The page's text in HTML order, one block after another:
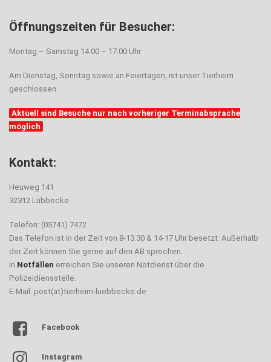
Öffnungszeiten für Besucher:
Montag – Samstag 14.00 – 17.00 Uhr
Am Dienstag, Sonntag sowie an Feiertagen, ist unser Tierheim
geschlossen.
Aktuell sind Besuche nur nach vorheriger Terminabsprache
möglich
Kontakt:
Heuweg 141
32312 Lübbecke
Telefon: (05741) 7472
Das Telefon ist in der Zeit von 8-13.30 & 14-17 Uhr besetzt. Außerhalb
der Zeit können Sie gerne auf den AB sprechen.
In Notfällen erreichen Sie unseren Notdienst über die
Polizeidiensstelle.
E-Mail: post(at)tierheim-luebbecke.de
Facebook
Instagram